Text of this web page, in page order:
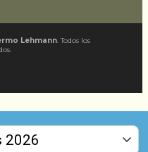
Lehmann. Todos los